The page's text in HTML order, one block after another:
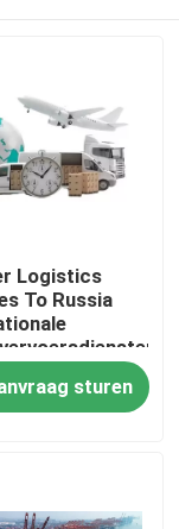
Logistics
To Russia
sturen